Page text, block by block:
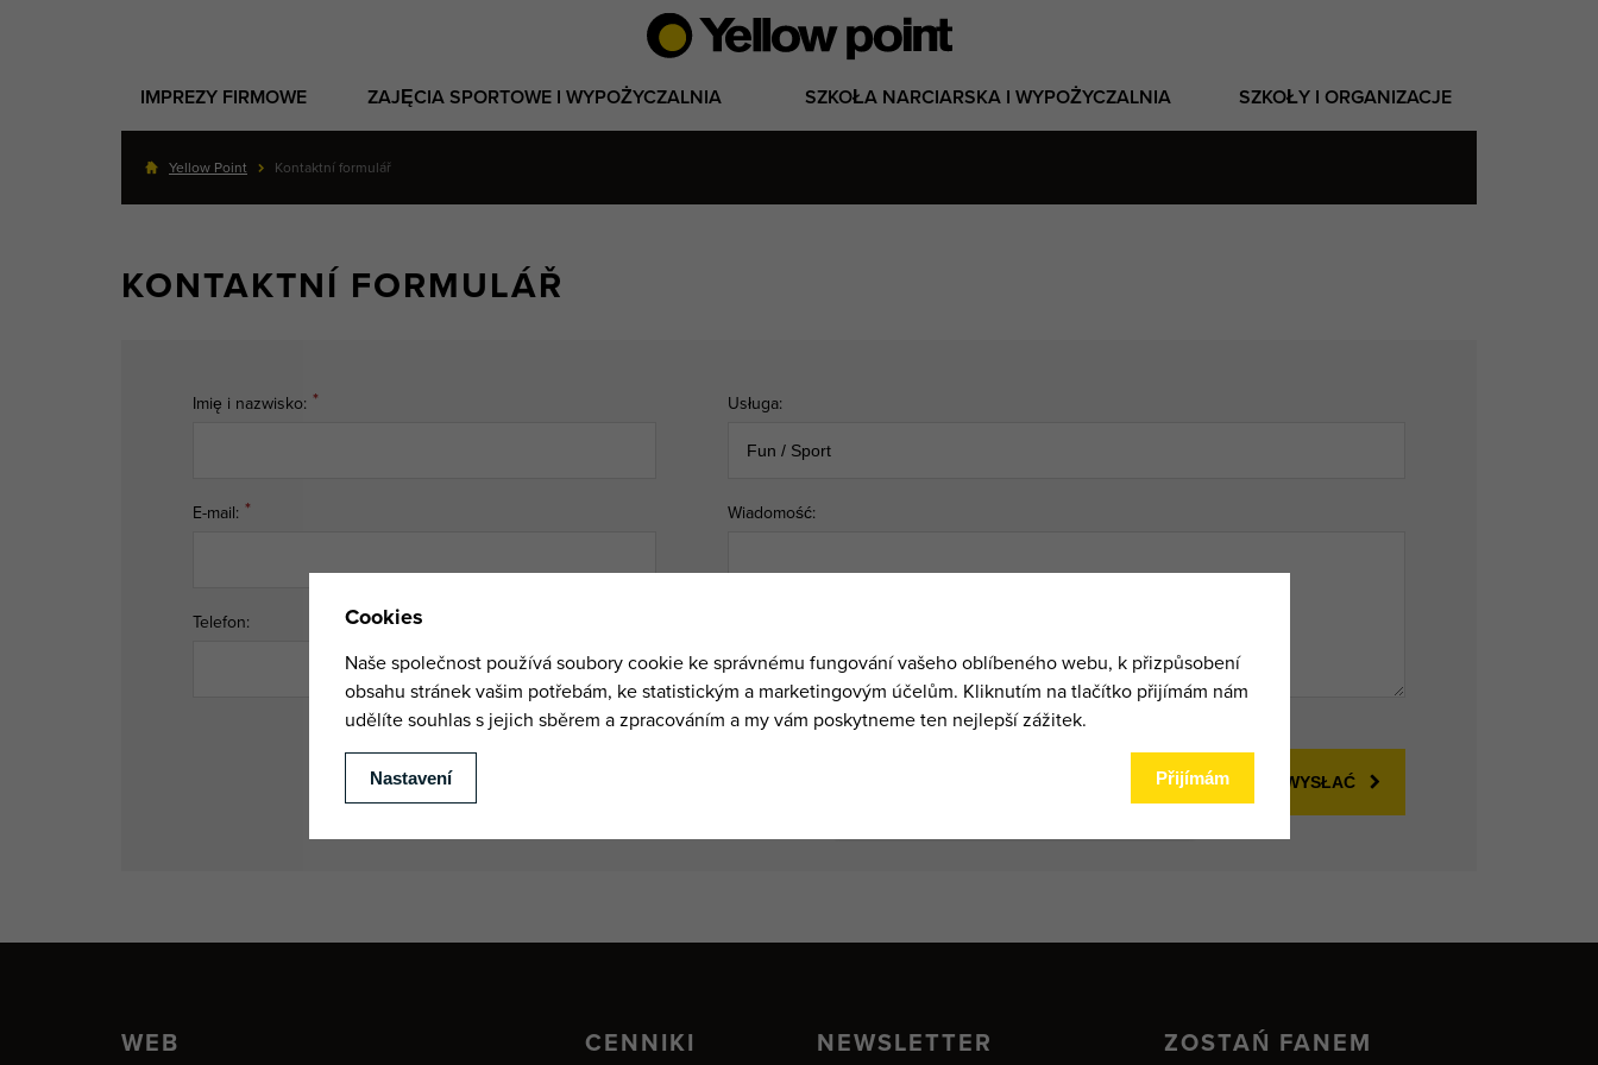
IMPREZY FIRMOWE ZAJĘCIA SPORTOWE I WYPOŻYCZALNIA SZKOŁA NARCIARSKA I WYPOŻYCZALNIA SZKOŁY I ORGANIZACJE
Yellow Point Kontaktní formulář
KONTAKTNÍ FORMULÁŘ
Imię i nazwisko:
E-mail:
Telefon:
Usługa:
Wiadomość:
WYSŁAĆ
WEB CENNIKI NEWSLETTER ZOSTAŃ FANEM